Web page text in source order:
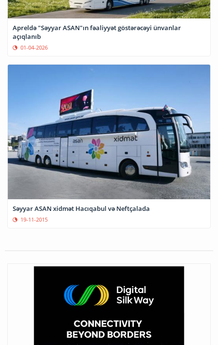
Apreldə "Səyyar ASAN"ın fəaliyyət göstərəcəyi ünvanlar
açıqlanıb
01-04-2026
Səyyar ASAN xidmət Hacıqabul və Neftçalada
19-11-2015